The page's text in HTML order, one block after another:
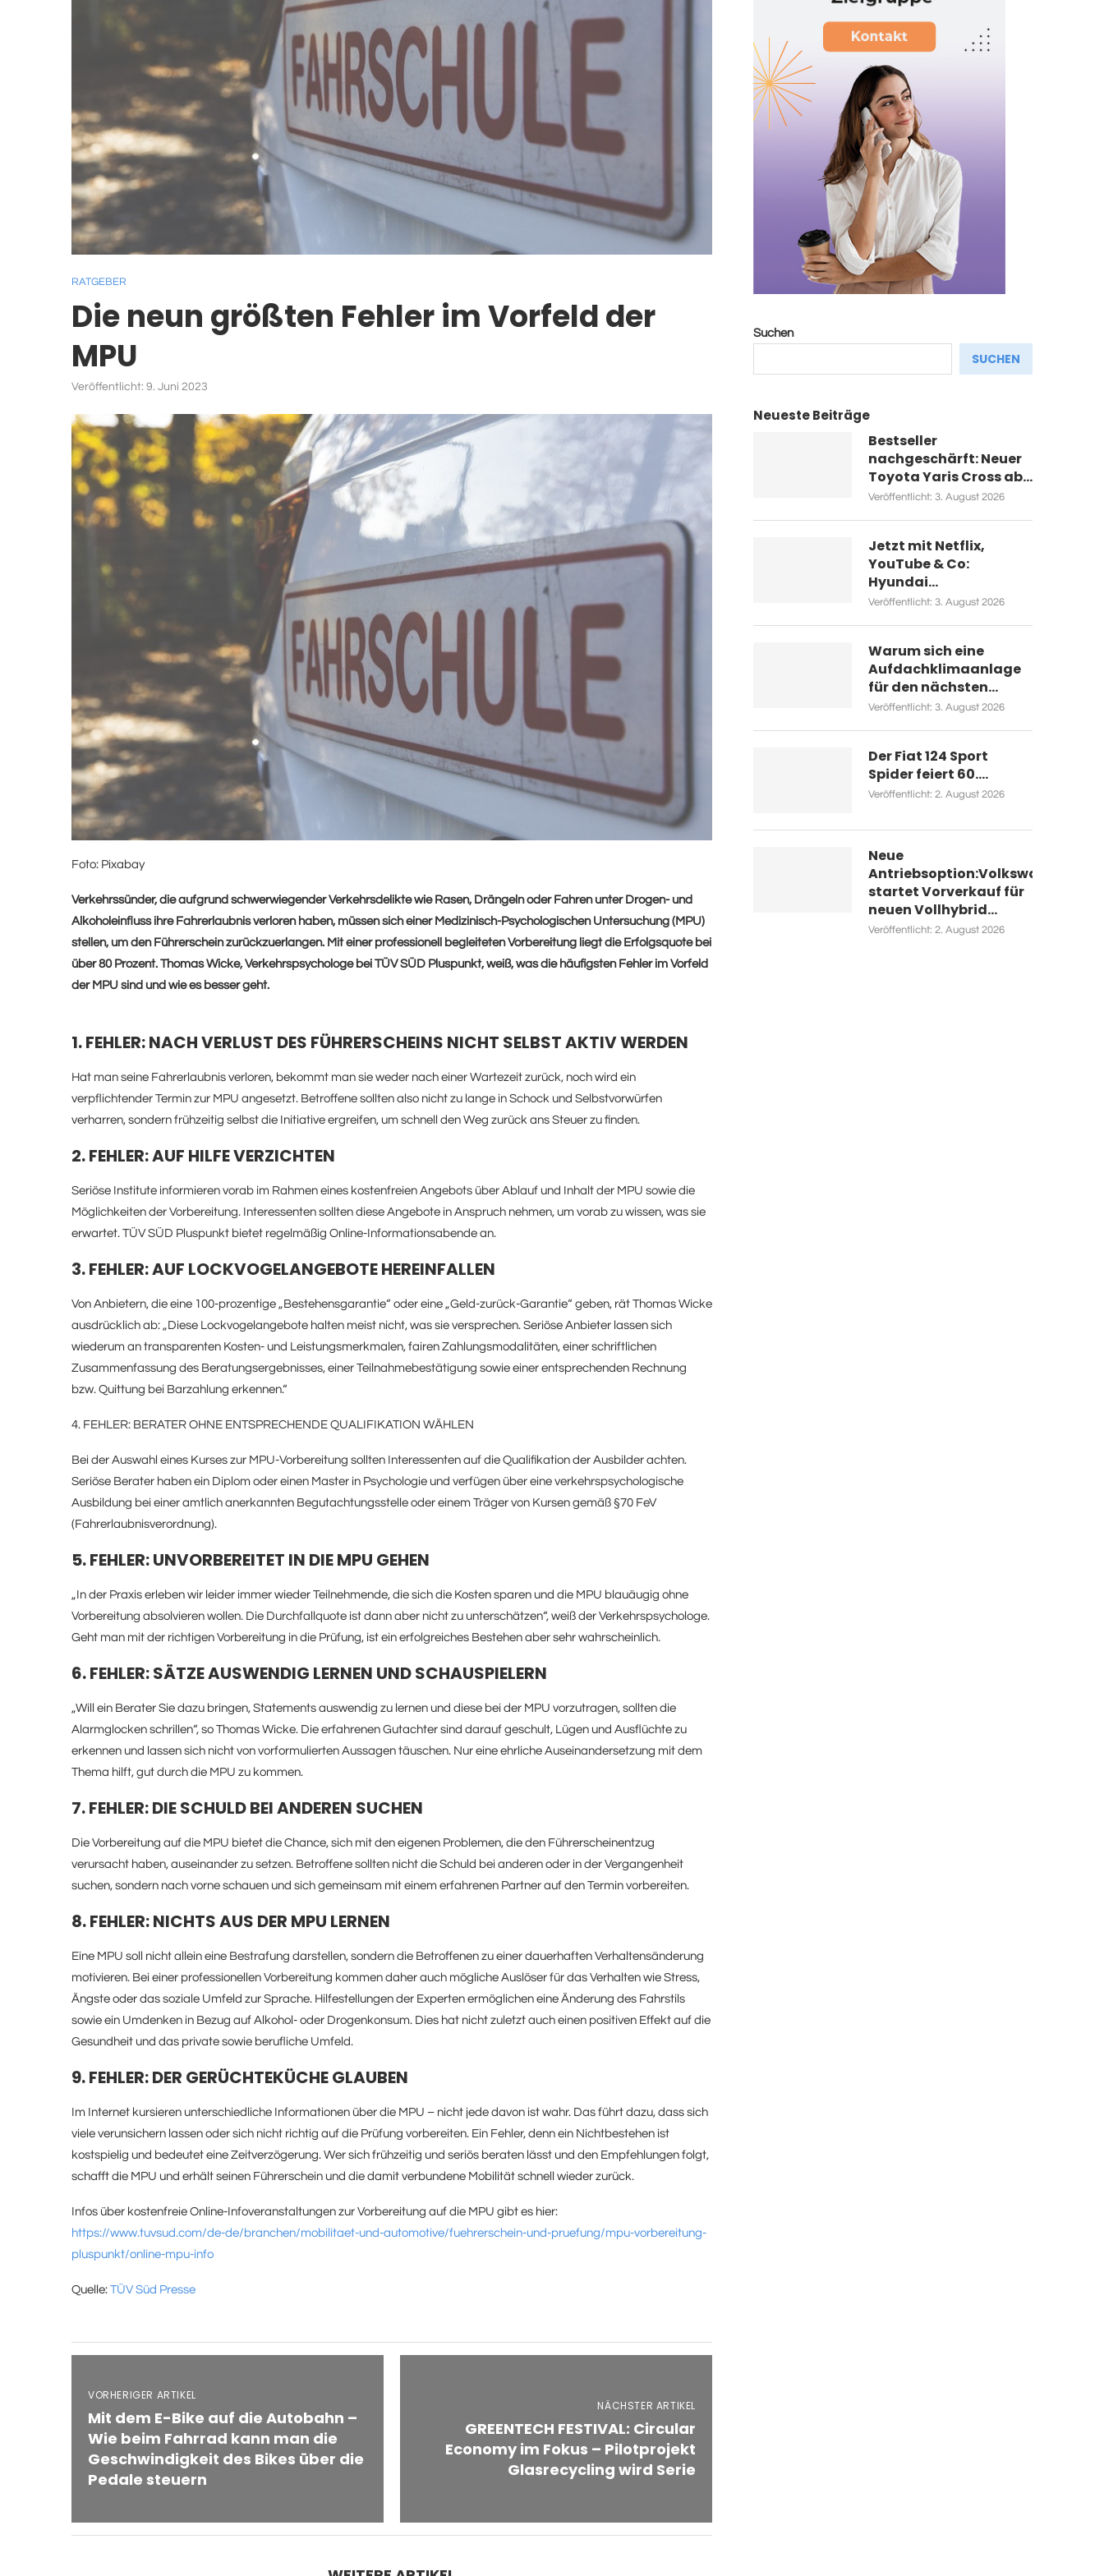
RATGEBER
Die neun größten Fehler im Vorfeld der
MPU
Veröffentlicht: 9. Juni 2023
Foto: Pixabay
Verkehrssünder, die aufgrund schwerwiegender Verkehrsdelikte wie Rasen, Drängeln oder Fahren unter Drogen- und
Alkoholeinfluss ihre Fahrerlaubnis verloren haben, müssen sich einer Medizinisch-Psychologischen Untersuchung (MPU)
stellen, um den Führerschein zurückzuerlangen. Mit einer professionell begleiteten Vorbereitung liegt die Erfolgsquote bei
über 80 Prozent. Thomas Wicke, Verkehrspsychologe bei TÜV SÜD Pluspunkt, weiß, was die häufigsten Fehler im Vorfeld
der MPU sind und wie es besser geht.
1. FEHLER: NACH VERLUST DES FÜHRERSCHEINS NICHT SELBST AKTIV WERDEN
Hat man seine Fahrerlaubnis verloren, bekommt man sie weder nach einer Wartezeit zurück, noch wird ein
verpflichtender Termin zur MPU angesetzt. Betroffene sollten also nicht zu lange in Schock und Selbstvorwürfen
verharren, sondern frühzeitig selbst die Initiative ergreifen, um schnell den Weg zurück ans Steuer zu finden.
2. FEHLER: AUF HILFE VERZICHTEN
Seriöse Institute informieren vorab im Rahmen eines kostenfreien Angebots über Ablauf und Inhalt der MPU sowie die
Möglichkeiten der Vorbereitung. Interessenten sollten diese Angebote in Anspruch nehmen, um vorab zu wissen, was sie
erwartet. TÜV SÜD Pluspunkt bietet regelmäßig Online-Informationsabende an.
3. FEHLER: AUF LOCKVOGELANGEBOTE HEREINFALLEN
Von Anbietern, die eine 100-prozentige „Bestehensgarantie“ oder eine „Geld-zurück-Garantie“ geben, rät Thomas Wicke
ausdrücklich ab: „Diese Lockvogelangebote halten meist nicht, was sie versprechen. Seriöse Anbieter lassen sich
wiederum an transparenten Kosten- und Leistungsmerkmalen, fairen Zahlungsmodalitäten, einer schriftlichen
Zusammenfassung des Beratungsergebnisses, einer Teilnahmebestätigung sowie einer entsprechenden Rechnung
bzw. Quittung bei Barzahlung erkennen.“
4. FEHLER: BERATER OHNE ENTSPRECHENDE QUALIFIKATION WÄHLEN
Bei der Auswahl eines Kurses zur MPU-Vorbereitung sollten Interessenten auf die Qualifikation der Ausbilder achten.
Seriöse Berater haben ein Diplom oder einen Master in Psychologie und verfügen über eine verkehrspsychologische
Ausbildung bei einer amtlich anerkannten Begutachtungsstelle oder einem Träger von Kursen gemäß §70 FeV
(Fahrerlaubnisverordnung).
5. FEHLER: UNVORBEREITET IN DIE MPU GEHEN
„In der Praxis erleben wir leider immer wieder Teilnehmende, die sich die Kosten sparen und die MPU blauäugig ohne
Vorbereitung absolvieren wollen. Die Durchfallquote ist dann aber nicht zu unterschätzen“, weiß der Verkehrspsychologe.
Geht man mit der richtigen Vorbereitung in die Prüfung, ist ein erfolgreiches Bestehen aber sehr wahrscheinlich.
6. FEHLER: SÄTZE AUSWENDIG LERNEN UND SCHAUSPIELERN
„Will ein Berater Sie dazu bringen, Statements auswendig zu lernen und diese bei der MPU vorzutragen, sollten die
Alarmglocken schrillen“, so Thomas Wicke. Die erfahrenen Gutachter sind darauf geschult, Lügen und Ausflüchte zu
erkennen und lassen sich nicht von vorformulierten Aussagen täuschen. Nur eine ehrliche Auseinandersetzung mit dem
Thema hilft, gut durch die MPU zu kommen.
7. FEHLER: DIE SCHULD BEI ANDEREN SUCHEN
Die Vorbereitung auf die MPU bietet die Chance, sich mit den eigenen Problemen, die den Führerscheinentzug
verursacht haben, auseinander zu setzen. Betroffene sollten nicht die Schuld bei anderen oder in der Vergangenheit
suchen, sondern nach vorne schauen und sich gemeinsam mit einem erfahrenen Partner auf den Termin vorbereiten.
8. FEHLER: NICHTS AUS DER MPU LERNEN
Eine MPU soll nicht allein eine Bestrafung darstellen, sondern die Betroffenen zu einer dauerhaften Verhaltensänderung
motivieren. Bei einer professionellen Vorbereitung kommen daher auch mögliche Auslöser für das Verhalten wie Stress,
Ängste oder das soziale Umfeld zur Sprache. Hilfestellungen der Experten ermöglichen eine Änderung des Fahrstils
sowie ein Umdenken in Bezug auf Alkohol- oder Drogenkonsum. Dies hat nicht zuletzt auch einen positiven Effekt auf die
Gesundheit und das private sowie berufliche Umfeld.
9. FEHLER: DER GERÜCHTEKÜCHE GLAUBEN
Im Internet kursieren unterschiedliche Informationen über die MPU – nicht jede davon ist wahr. Das führt dazu, dass sich
viele verunsichern lassen oder sich nicht richtig auf die Prüfung vorbereiten. Ein Fehler, denn ein Nichtbestehen ist
kostspielig und bedeutet eine Zeitverzögerung. Wer sich frühzeitig und seriös beraten lässt und den Empfehlungen folgt,
schafft die MPU und erhält seinen Führerschein und die damit verbundene Mobilität schnell wieder zurück.
Infos über kostenfreie Online-Infoveranstaltungen zur Vorbereitung auf die MPU gibt es hier:
https://www.tuvsud.com/de-de/branchen/mobilitaet-und-automotive/fuehrerschein-und-pruefung/mpu-vorbereitung-
pluspunkt/online-mpu-info
Quelle: TÜV Süd Presse
VORHERIGER ARTIKEL
Mit dem E-Bike auf die Autobahn –
Wie beim Fahrrad kann man die
Geschwindigkeit des Bikes über die
Pedale steuern
NÄCHSTER ARTIKEL
GREENTECH FESTIVAL: Circular
Economy im Fokus – Pilotprojekt
Glasrecycling wird Serie
Suchen
SUCHEN
Neueste Beiträge
Bestseller
nachgeschärft: Neuer
Toyota Yaris Cross ab...
Veröffentlicht: 3. August 2026
Jetzt mit Netflix,
YouTube & Co:
Hyundai...
Veröffentlicht: 3. August 2026
Warum sich eine
Aufdachklimaanlage
für den nächsten...
Veröffentlicht: 3. August 2026
Der Fiat 124 Sport
Spider feiert 60....
Veröffentlicht: 2. August 2026
Neue
Antriebsoption:Volkswagen
startet Vorverkauf für
neuen Vollhybrid...
Veröffentlicht: 2. August 2026